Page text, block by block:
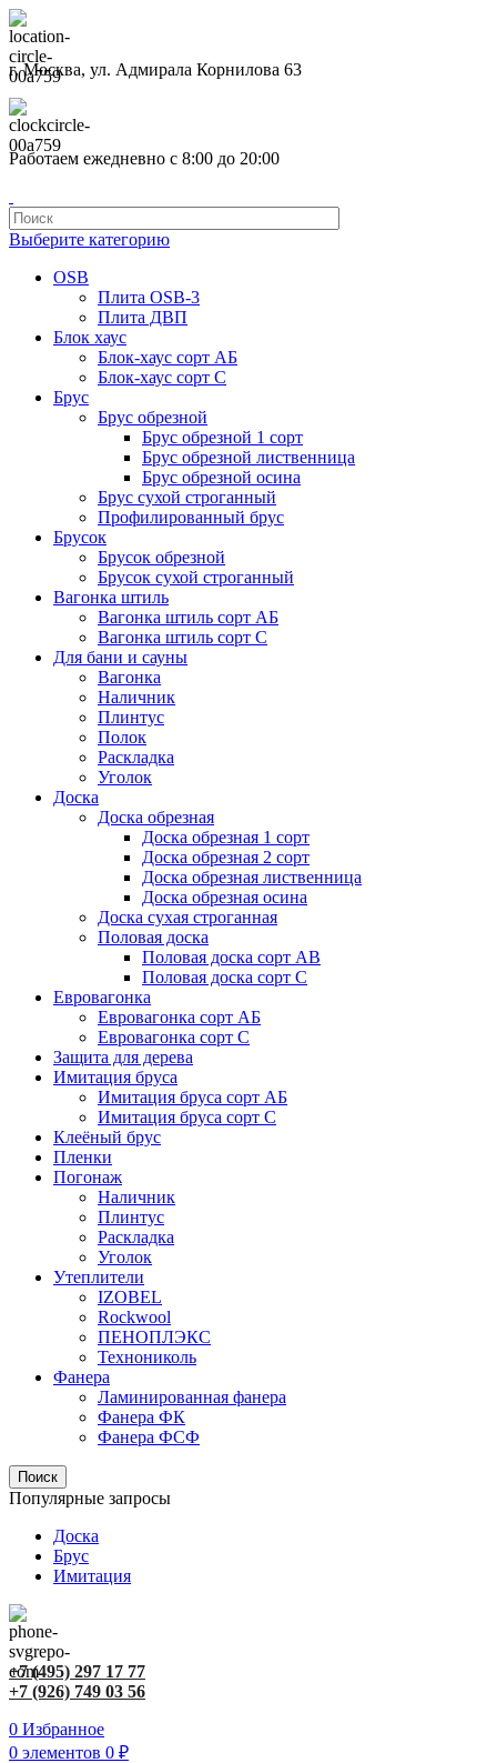
г. Москва, ул. Адмирала Корнилова 63
Работаем ежедневно с 8:00 до 20:00
Выберите категорию
OSB
Плита OSB-3
Плита ДВП
Блок хаус
Блок-хаус сорт АБ
Блок-хаус сорт С
Брус
Брус обрезной
Брус обрезной 1 сорт
Брус обрезной лиственница
Брус обрезной осина
Брус сухой строганный
Профилированный брус
Брусок
Брусок обрезной
Брусок сухой строганный
Вагонка штиль
Вагонка штиль сорт АБ
Вагонка штиль сорт С
Для бани и сауны
Вагонка
Наличник
Плинтус
Полок
Раскладка
Уголок
Доска
Доска обрезная
Доска обрезная 1 сорт
Доска обрезная 2 сорт
Доска обрезная лиственница
Доска обрезная осина
Доска сухая строганная
Половая доска
Половая доска сорт АВ
Половая доска сорт С
Евровагонка
Евровагонка сорт АБ
Евровагонка сорт С
Защита для дерева
Имитация бруса
Имитация бруса сорт АБ
Имитация бруса сорт С
Клеёный брус
Пленки
Погонаж
Наличник
Плинтус
Раскладка
Уголок
Утеплители
IZOBEL
Rockwool
ПЕНОПЛЭКС
Технониколь
Фанера
Ламинированная фанера
Фанера ФК
Фанера ФСФ
Поиск
Популярные запросы
Доска
Брус
Имитация
+7 (495) 297 17 77
+7 (926) 749 03 56
0 Избранное
0 элементов 0 ₽